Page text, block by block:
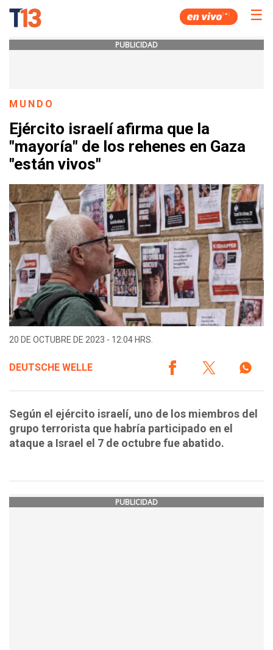
☰
PUBLICIDAD
MUNDO
Ejército israelí afirma que la
"mayoría" de los rehenes en Gaza
"están vivos"
20 DE OCTUBRE DE 2023 - 12:04 HRS.
DEUTSCHE WELLE
Según el ejército israelí, uno de los miembros del
grupo terrorista que habría participado en el
ataque a Israel el 7 de octubre fue abatido.
PUBLICIDAD